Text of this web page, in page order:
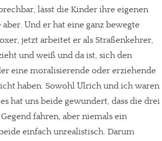
lässt die Kinder ihre eigenen
Und er hat eine ganz bewegte
jetzt arbeitet er als Straßenkehrer,
und weiß und da ist, sich den
eine moralisierende oder erziehende
haben. Sowohl Ulrich und ich waren
hat uns beide gewundert, dass die drei
fahren, aber niemals ein
einfach unrealistisch. Darum